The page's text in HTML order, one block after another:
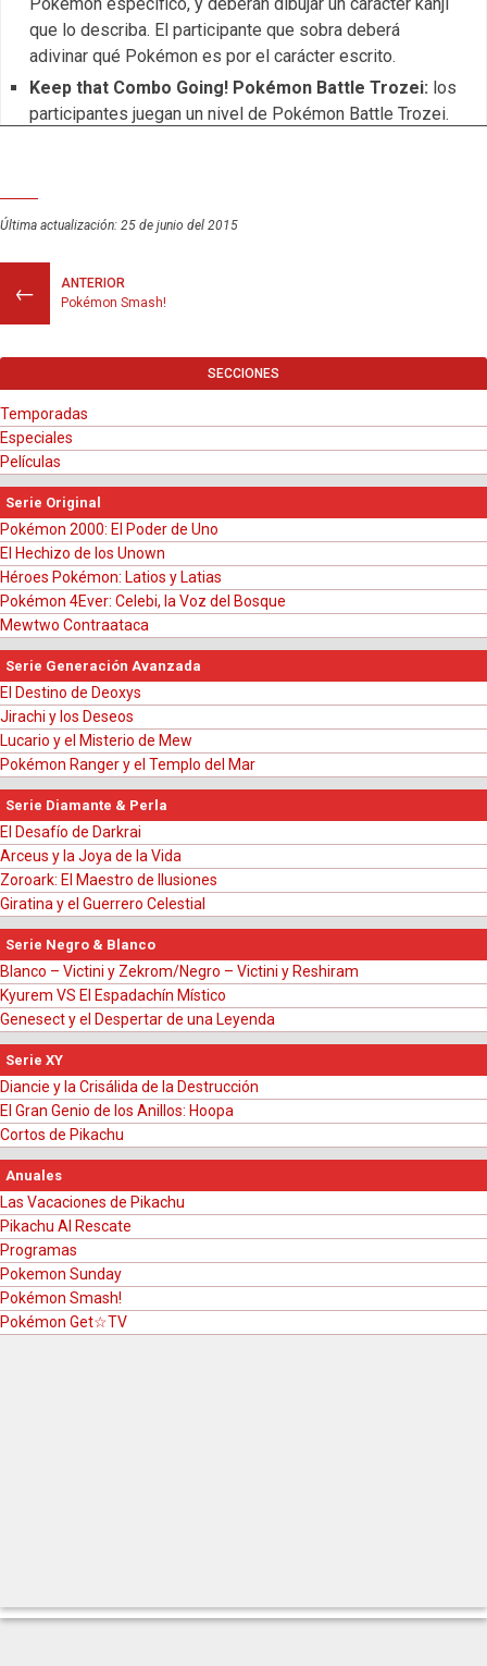
que lo describa. El participante que sobra deberá
adivinar qué Pokémon es por el carácter escrito.
Keep that Combo Going! Pokémon Battle Trozei: los
participantes juegan un nivel de Pokémon Battle Trozei.
Search for Words! Pokémon Word Puzzle:
nombre de un Pokémon, cada participante debe formar
Let’s Hit the Exact Pokémon:
escoge un Pokémon. El peso total combinado de todos
al comienzo.
Noticias Matutinas de Pokémon
ポケモン モーニングニ
ュース
Shoko es la encargada de presentar las noticias recientes,
relacionadas con Pokémon. A veces la acompaña el actual
Pokémon que los acompaña (Chespin, Pikachu, Treecko).
¡Atrápalos! El Juego del Escondite
Pokémon
El Productor Toshi es el encargado de participar en este
segmento del programa, donde visita las cases de los niños y
busca los peluches Pokémon que éstos han escondido, en
menos de una hora. Además de los peluches, Toshi encontrará
cartas de suerte o de mala suerte, las cuales pueden darle una
ventaja u obligarlo a realizar un reto específico antes de
continuar. Si Toshi no encuentra un peluche por cada 20
minutos, los niños ganan un premio.
Superivencia Pokémon!
ポケモンサバイバル！
Los participantes del reto pelean en una especie de arena;
cargando solo una 3DS con los juegos XY, y un solo Pokémon
en su equipo. Si un participante le lanza una pelota a otro, éste
deberá luchar contra él en una batalla de uno contra uno, y el
ganador se quedará con el único Pokémon que tenía el
perdedor, sumando dos. El ganador termina siendo el último de
pie en la arena.
PokéTablero
ポケスゴ
Los participantes jugarán un juego de tablero, pero gigante. El
objetivo es llegar a la meta antes que los demás, lanzando
dados, avanzando por las casillas y superando los retos que el
mismo tablero posee. Además, los concursantes podrán
recoger por el camino puntos de bonificación, los cuales
determinarán cuántos premios serán entregados a los
espectadores.
Cómo mejorar en Batallas
バトルが強くなるコツ
Los protagonistas son un par de agentes de la FPI (The
Última actualización: 25 de junio del 2015
←
ANTERIOR
Pokémon Smash!
SECCIONES
Temporadas
Especiales
Películas
Serie Original
Pokémon 2000: El Poder de Uno
El Hechizo de los Unown
Héroes Pokémon: Latios y Latias
Pokémon 4Ever: Celebi, la Voz del Bosque
Mewtwo Contraataca
Serie Generación Avanzada
El Destino de Deoxys
Jirachi y los Deseos
Lucario y el Misterio de Mew
Pokémon Ranger y el Templo del Mar
Serie Diamante & Perla
El Desafío de Darkrai
Arceus y la Joya de la Vida
Zoroark: El Maestro de Ilusiones
Giratina y el Guerrero Celestial
Serie Negro & Blanco
Blanco – Victini y Zekrom/Negro – Victini y Reshiram
Kyurem VS El Espadachín Místico
Genesect y el Despertar de una Leyenda
Serie XY
Diancie y la Crisálida de la Destrucción
El Gran Genio de los Anillos: Hoopa
Cortos de Pikachu
Anuales
Las Vacaciones de Pikachu
Pikachu Al Rescate
Programas
Pokemon Sunday
Pokémon Smash!
Pokémon Get☆TV